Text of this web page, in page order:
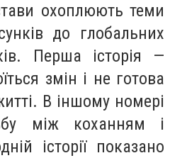
охоплюють теми
до глобальних
Перша історія —
змін і не готова
В іншому номері
між коханням і
історії показано